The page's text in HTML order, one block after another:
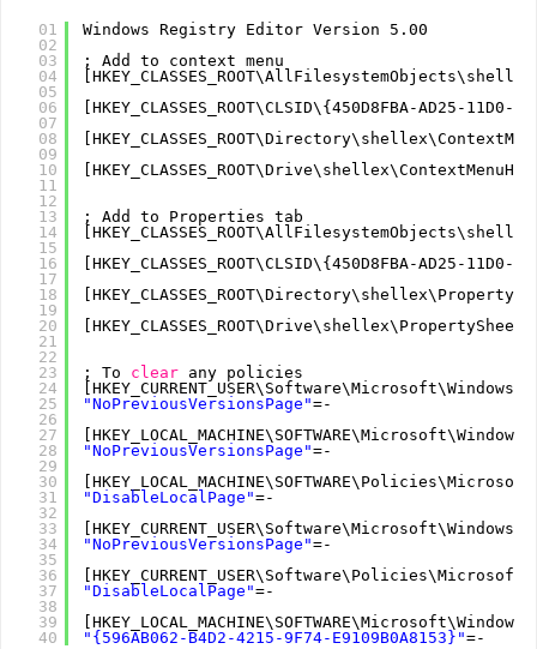
01
02
03
04
05
06
07
08
09
10
11
12
13
14
15
16
17
18
19
20
21
22
23
24
25
26
27
28
29
30
31
32
33
34
35
36
37
38
39
40
Windows Registry Editor Version 5.00
; Add to context menu
[HKEY_CLASSES_ROOT\CLSID\{450D8FBA-AD25-
; Add to Properties tab
[HKEY_CLASSES_ROOT\CLSID\{450D8FBA-AD25-
; To clear any policies
"NoPreviousVersionsPage"=-
"NoPreviousVersionsPage"=-
"DisableLocalPage"=-
"NoPreviousVersionsPage"=-
"DisableLocalPage"=-
"{596AB062-B4D2-4215-9F74-E9109B0A8153}"=-